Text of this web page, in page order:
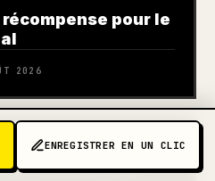
ENREGISTRER EN UN CLIC
pour le
2026
Passé, présent et
la valeur ?